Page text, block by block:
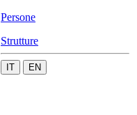
Persone
Strutture
IT EN